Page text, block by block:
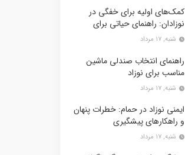
کمک‌های اولیه برای خفگی در
نوزادان: راهنمای حیاتی برای
والدین و مربیان
شنبه, ۱۷ مرداد
راهنمای انتخاب صندلی ماشین
مناسب برای نوزاد
شنبه, ۱۷ مرداد
ایمنی نوزاد در حمام: خطرات پنهان
و راهکارهای پیشگیری
شنبه, ۱۷ مرداد